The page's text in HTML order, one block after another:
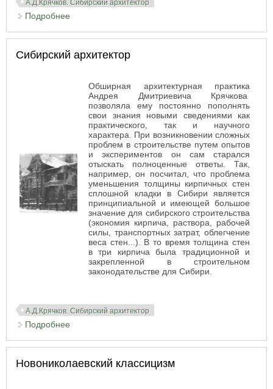
А.Д.Крячков. Сибирский архитектор
Подробнее
Сибирский архитектор
Обширная архитектурная практика
Андрея Дмитриевича Крячкова
позволяла ему постоянно пополнять
свои знания новыми сведениями как
практического, так и научного
характера. При возникновении сложных
проблем в строительстве путем опытов
и экспериментов он сам старался
отыскать полноценные ответы. Так,
например, он посчитал, что проблема
уменьшения толщины кирпичных стен
сплошной кладки в Сибири является
принципиальной и имеющей большое
значение для сибирского строительства
(экономия кирпича, раствора, рабочей
силы, транспортных затрат, облегчение
веса стен...). В то время толщина стен
в три кирпича была традиционной и
закрепленной в строительном
законодательстве для Сибири.
А.Д.Крячков. Сибирский архитектор
Подробнее
Новониколаевский классицизм